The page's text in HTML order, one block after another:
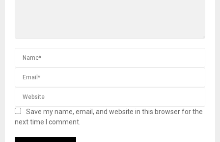
Save my name, email, and website in this browser for the
next time I comment.